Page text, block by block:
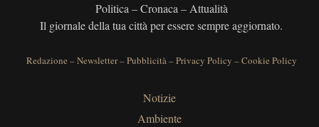
Politica – Cronaca – Attualità
Il giornale della tua città per essere sempre aggiornato.
Redazione –Newsletter–Pubblicità–Privacy Policy –Cookie Policy
Notizie
Ambiente